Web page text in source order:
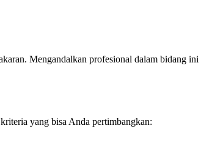
Mengandalkan profesional dalam bidang ini
yang bisa Anda pertimbangkan: